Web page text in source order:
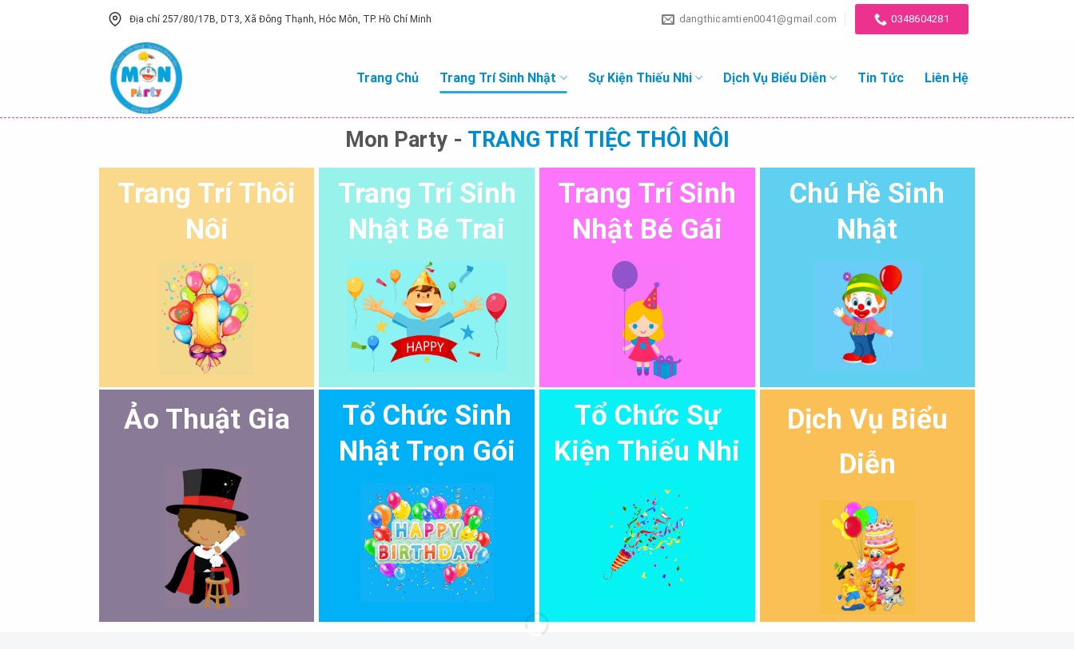
Địa chỉ 257/80/17B, DT3, Xã Đông Thạnh, Hóc Môn, TP. Hồ Chí Minh dangthicamtien0041@gmail.com 0348604281
Trang Chủ Trang Trí Sinh Nhật Sự Kiện Thiếu Nhi Dịch Vụ Biểu Diễn Tin Tức Liên Hệ
Mon Party - TRANG TRÍ TIỆC THÔI NÔI
Trang Trí Thôi
Nôi
Trang Trí Sinh
Nhật Bé Trai
Trang Trí Sinh
Nhật Bé Gái
Chú Hề Sinh
Nhật
Ảo Thuật Gia
Tổ Chức Sinh
Nhật Trọn Gói
Tổ Chức Sự
Kiện Thiếu Nhi
Dịch Vụ Biểu
Diễn